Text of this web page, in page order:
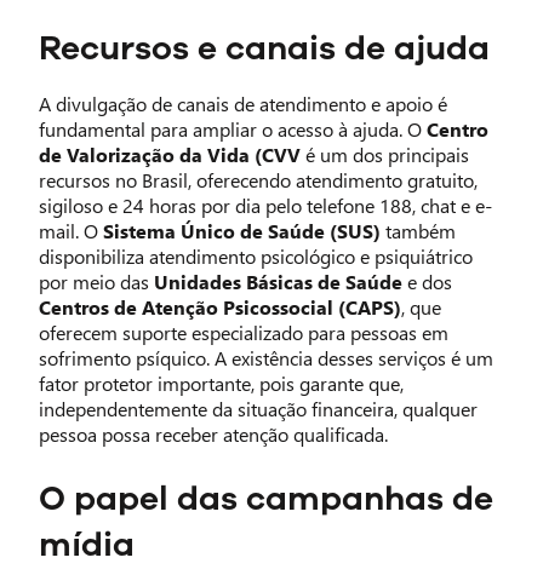
Recursos e canais de ajuda
A divulgação de canais de atendimento e apoio é
fundamental para ampliar o acesso à ajuda. OCentro
de Valorização da Vida (CVVé um dos principais
recursos no Brasil, oferecendo atendimento gratuito,
sigiloso e 24 horas por dia pelo telefone 188, chat e e-
mail. OSistema Único de Saúde (SUS) também
disponibiliza atendimento psicológico e psiquiátrico
por meio das Unidades Básicas de Saúdee dos
Centros de Atenção Psicossocial (CAPS), que
oferecem suporte especializado para pessoas em
sofrimento psíquico. A existência desses serviços é um
fator protetor importante, pois garante que,
independentemente da situação financeira, qualquer
pessoa possa receber atenção qualificada.
O papel das campanhas de
mídia